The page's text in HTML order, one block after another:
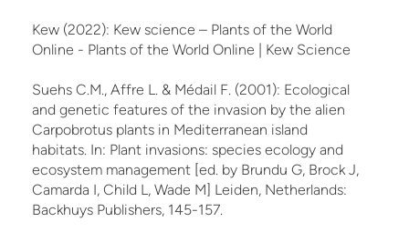
Kew (2022): Kew science – Plants of the World
Online - Plants of the World Online | Kew Science
Suehs C.M., Affre L. & Médail F. (2001): Ecological
and genetic features of the invasion by the alien
Carpobrotus plants in Mediterranean island
habitats. In: Plant invasions: species ecology and
ecosystem management [ed. by Brundu G, Brock J,
Camarda I, Child L, Wade M] Leiden, Netherlands:
Backhuys Publishers, 145-157.